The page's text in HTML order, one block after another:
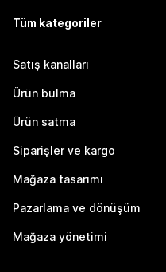
Tüm kategoriler
Satış kanalları
Ürün bulma
Ürün satma
Siparişler ve kargo
Mağaza tasarımı
Pazarlama ve dönüşüm
Mağaza yönetimi